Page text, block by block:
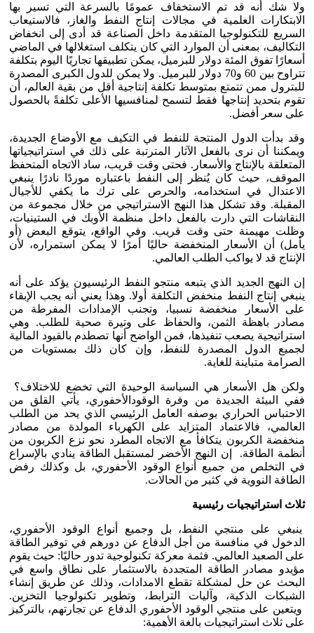
ولا شك أنه قد تم الاستخفاف عمومًا بالسرعة التي تسير بها
الابتكارات العلمية في مجالات إنتاج النفط والغاز، فالاستيعاب
السريع للتكنولوجيا المتقدمة داخل الصناعة قد أدى إلى انخفاض
التكاليف، بمعنى أن الموارد التي كان يتكلف استغلالها في الماضي
أسعارًا تفوق المئة دولار للبرميل، يمكن تطبيقها تجاريًا اليوم بتكلفة
تتراوح بين 60 و70 دولار للبرميل. ولا يمكن للدول الكبرى المصدرة
للبترول ممن تتمتع بمتوسط تكلفة إنتاجية أقل من بقية العالم، أن
تقوم بتحديد إنتاجها فقط لتسمح لمنافسيها الأعلى تكلفةً بالحصول
على سعر أفضل.
وقد بدأت الدول المنتجة للنفط في التكيف مع الأوضاع الجديدة،
ويمكننا أن نرى بالفعل الآثار المترتبة على ذلك في استراتيجياتها
المتعلقة بالإنتاج والأسعار. فحتى وقت قريب، ساد الاتجاه المتحفظ
الموقف، حيث كان يُنظر إلى النفط باعتباره موردًا نادرًا ينبغي
الاعتدال في استخدامه، والحرص على ترك ما يكفي للأجيال
المقبلة. وقد تشكل هذا النهج الاستراتيجي من خلال مجموعة من
النقاشات التي دارت بالفعل داخل منظمة الأوبك في الستينيات،
وظلت مهيمنة حتى وقت قريب. وفي الواقع، يتوقع البعض (أو
يأمل) أن الأسعار المنخفضة حاليًا أمرًا لا يمكن استمراره، لأن
الإنتاج قد لا يواكب الطلب العالمي.
إن النهج الجديد الذي يتبعه منتجو النفط الرئيسيون يؤكد على أنه
ينبغي إنتاج النفط منخفض التكلفة أولا. وهذا يعني أنه يجب الإبقاء
على الأسعار منخفضة نسبيا، وتجنب الإمدادات المفرطة من
مصادر باهظة الثمن، والحفاظ على وتيرة صحية للطلب. وهي
استراتيجية يصعب تنفيذها، فمن الواضح أنها تصطدم بالقيود المالية
لجميع الدول المصدرة للنفط، وإن كان ذلك بمستويات من
الصرامة متباينة للغاية.
ولكن هل الأسعار هي السياسة الوحيدة التي تخضع للاختلاف؟
ففي البيئة الجديدة من وفرة الوقودالأحفوري، يأتي القلق من
الاحتباس الحراري بوصفه العامل الرئيسي الذي يحد من الطلب
العالمي، فالاعتماد المتزايد على الكهرباء المولدة من مصادر
منخفضة الكربون يتكافأ مع الاتجاه المطرد نحو نزع الكربون من
أنظمة الطاقة. إن النهج الأخضر لمستقبل الطاقة ينادي بالإسراع
في التخلص من جميع أنواع الوقود الأحفوري، بل وكذلك رفض
الطاقة النووية في كثير من الحالات.
ثلاث استراتيجيات رئيسية
ينبغي على منتجي النفط، بل وجميع أنواع الوقود الأحفوري،
الدخول في منافسة من أجل الدفاع عن دورهم في توفير الطاقة
على الصعيد العالمي. فثمة معركة تكنولوجية تدور حاليًا: حيث يقوم
مؤيدو مصادر الطاقة المتجددة بالاستثمار على نطاق واسع في
البحث عن حل لمشكلة تقطع الامدادات، وذلك عن طريق إنشاء
الشبكات الذكية، وآليات الترابط، وتطوير تكنولوجيا التخزين.
ويتعين على منتجي الوقود الأحفوري الدفاع عن تجارتهم، بالتركيز
على ثلاث استراتيجيات بالغة الأهمية: